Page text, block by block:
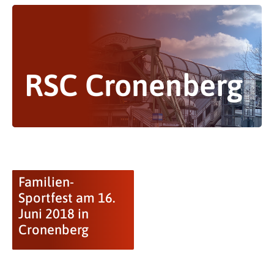
RSC Cronenberg
Familien-
Sportfest am 16.
Juni 2018 in
Cronenberg